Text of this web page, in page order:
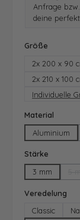
Anfrage
deine
Größe
2x 200 x 90
2x 210 x 100
Individuelle
Material
Aluminium
Stärke
3 mm
Veredelung
Classic